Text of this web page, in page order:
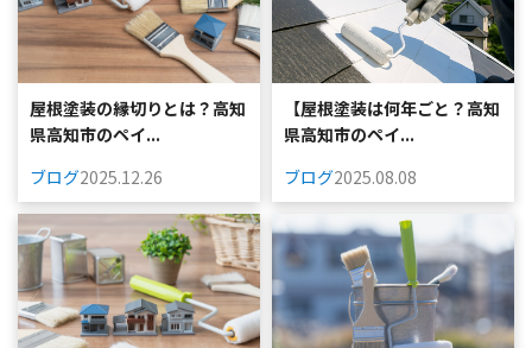
屋根塗装の縁切りとは？高知
県高知市のペイ...
ブログ2025.12.26
【屋根塗装は何年ごと？高知
県高知市のペイ...
ブログ2025.08.08